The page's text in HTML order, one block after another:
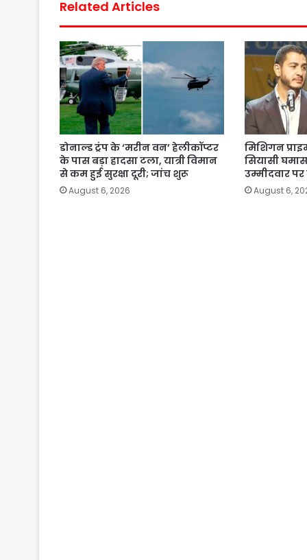
Related Articles
डोनाल्ड ट्रंप के ‘मरीन वन’ हेलीकॉप्टर
के पास बड़ा हादसा टला, यात्री विमान
से कम हुई सुरक्षा दूरी; जांच शुरू
August 6, 2026
मिशिगन
सियासी
उम्मीदवार
August 6,